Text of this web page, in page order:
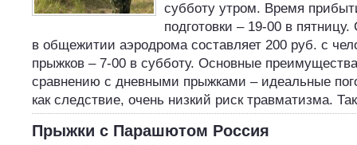
субботу утром. Время
подготовки – 19-00 в
в общежитии аэродрома составляет 200 руб. с
прыжков – 7-00 в субботу. Основные
сравнению с дневными прыжками – идеальные
как следствие, очень низкий риск травматизма.
Прыжки с Парашютом Россия